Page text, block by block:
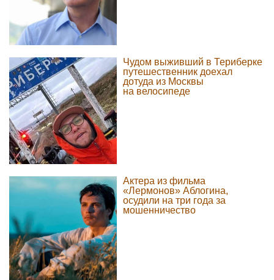
Чудом выживший в Териберке
путешественник доехал
дотуда из Москвы
на велосипеде
Актера из фильма
«Лермонов» Аблогина,
осудили на три года за
мошенничество